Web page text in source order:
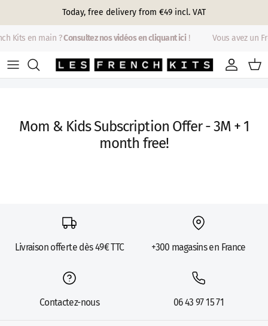
Today, free delivery from €49 incl. VAT
Kits en main ?Consultez nos vidéos en cliquant ici! Vous avez un
Account
Cart
Mom & Kids Subscription Offer - 3M + 1
month free!
Livraison offerte dès 49€ TTC +300 magasins en France
Contactez-nous 06 43 97 15 71